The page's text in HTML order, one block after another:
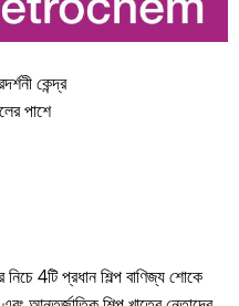
কেন্দ্র
পাশে
নিচে 4টি প্রধান শিল্প বাণিজ্য শোকে